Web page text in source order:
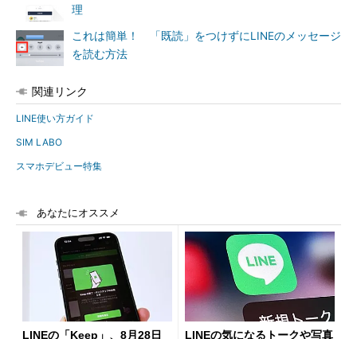
理
これは簡単！ 「既読」をつけずにLINEのメッセージ
を読む方法
関連リンク
LINE使い方ガイド
SIM LABO
スマホデビュー特集
あなたにオススメ
LINEの「Keep」、8月28日 LINEの気になるトークや写真